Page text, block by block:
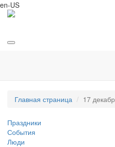
en-US
Главная страница 17
Праздники
События
Люди